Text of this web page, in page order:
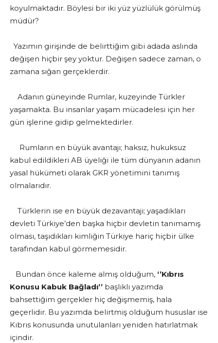
koyulmaktadır. Böylesi bir iki yüz yüzlülük görülmüş
müdür?
Yazımın girişinde de belirttiğim gibi adada aslında
değişen hiçbir şey yoktur. Değişen sadece zaman, o
zamana sığan gerçeklerdir.
Adanın güneyinde Rumlar, kuzeyinde Türkler
yaşamakta. Bu insanlar yaşam mücadelesi için her
gün işlerine gidip gelmektedirler.
Rumların en büyük avantajı; haksız, hukuksuz
kabul edildikleri AB üyeliği ile tüm dünyanın adanın
yasal hükümeti olarak GKR yönetimini tanımış
olmalarıdır.
Türklerin ise en büyük dezavantajı; yaşadıkları
devleti Türkiye’den başka hiçbir devletin tanımamış
olması, taşıdıkları kimliğin Türkiye hariç hiçbir ülke
tarafından kabul görmemesidir.
Bundan önce kaleme almış olduğum, ‘’Kıbrıs
Konusu Kabuk Bağladı’’ başlıklı yazımda
bahsettiğim gerçekler hiç değişmemiş, hala
geçerlidir. Bu yazımda belirtmiş olduğum hususlar ise
Kıbrıs konusunda unutulanları yeniden hatırlatmak
içindir.